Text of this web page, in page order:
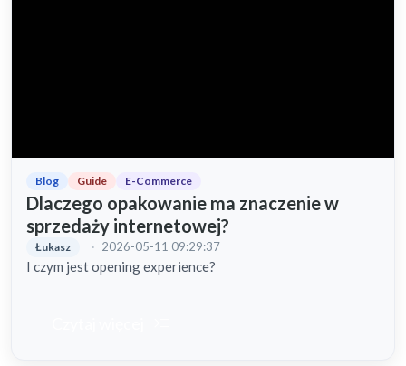
Blog Guide E-Commerce
Dlaczego opakowanie ma znaczenie w
sprzedaży internetowej?
Łukasz · 2026-05-11 09:29:37
I czym jest opening experience?